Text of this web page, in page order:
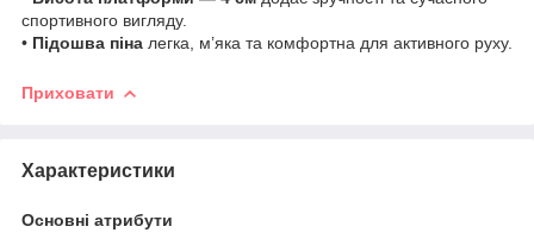
спортивного вигляду.
• Підошва піна легка, м’яка та комфортна для активного руху.
Приховати
Характеристики
Основні атрибути